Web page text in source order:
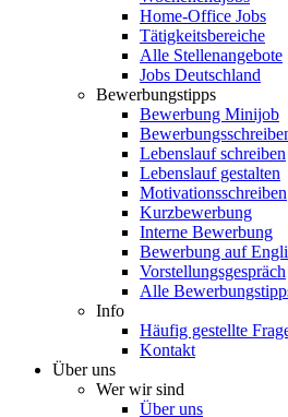
Home-Office Jobs
Tätigkeitsbereiche
Alle Stellenangebote
Jobs Deutschland
Bewerbungstipps
Bewerbung Minijob
Lebenslauf schreiben
Lebenslauf gestalten
Motivationsschreiben
Kurzbewerbung
Interne Bewerbung
Bewerbung auf
Vorstellungsgespräch
Alle
Info
Häufig gestellte
Kontakt
Über uns
Wer wir sind
Über uns